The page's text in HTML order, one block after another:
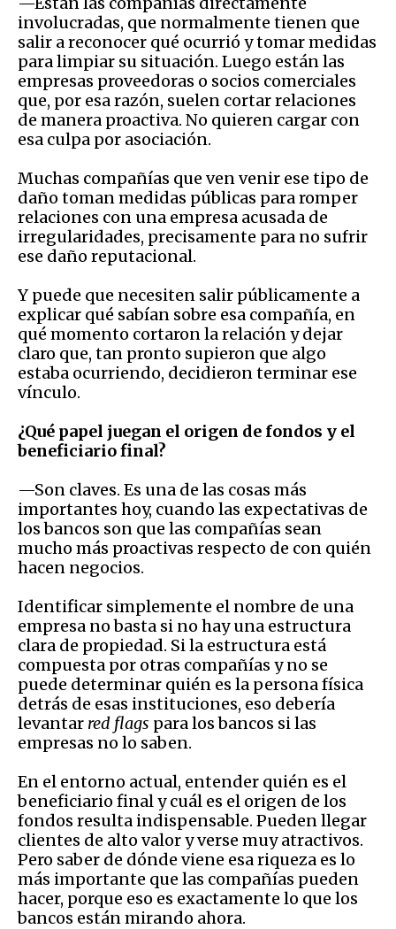
involucradas, que normalmente tienen que
salir a reconocer qué ocurrió y tomar medidas
para limpiar su situación. Luego están las
empresas proveedoras o socios comerciales
que, por esa razón, suelen cortar relaciones
de manera proactiva. No quieren cargar con
esa culpa por asociación.
Muchas compañías que ven venir ese tipo de
daño toman medidas públicas para romper
relaciones con una empresa acusada de
irregularidades, precisamente para no sufrir
ese daño reputacional.
Y puede que necesiten salir públicamente a
explicar qué sabían sobre esa compañía, en
qué momento cortaron la relación y dejar
claro que, tan pronto supieron que algo
estaba ocurriendo, decidieron terminar ese
vínculo.
¿Qué papel juegan el origen de fondos y el
beneficiario final?
—Son claves. Es una de las cosas más
importantes hoy, cuando las expectativas de
los bancos son que las compañías sean
mucho más proactivas respecto de con quién
hacen negocios.
Identificar simplemente el nombre de una
empresa no basta si no hay una estructura
clara de propiedad. Si la estructura está
compuesta por otras compañías y no se
puede determinar quién es la persona física
detrás de esas instituciones, eso debería
levantar red flags para los bancos si las
empresas no lo saben.
En el entorno actual, entender quién es el
beneficiario final y cuál es el origen de los
fondos resulta indispensable. Pueden llegar
clientes de alto valor y verse muy atractivos.
Pero saber de dónde viene esa riqueza es lo
más importante que las compañías pueden
hacer, porque eso es exactamente lo que los
bancos están mirando ahora.